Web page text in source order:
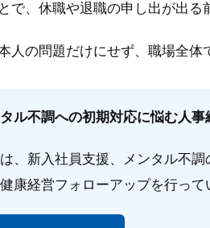
で、休職や退職の申し出が出る
人の問題だけにせず、職場全
ル不調への初期対応に悩む人
、新入社員支援、メンタル不
康経営フォローアップを行って